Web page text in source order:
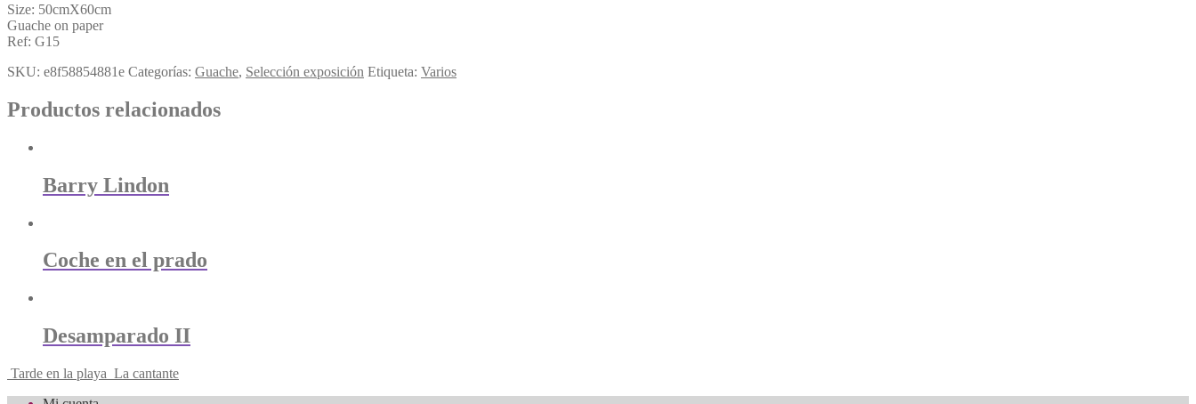
Size: 50cmX60cm
Guache on paper
Ref: G15
SKU: e8f58854881e Categorías: Guache, Selección exposición Etiqueta: Varios
Productos relacionados
Barry Lindon
Coche en el prado
Desamparado II
Tarde en la playa La cantante